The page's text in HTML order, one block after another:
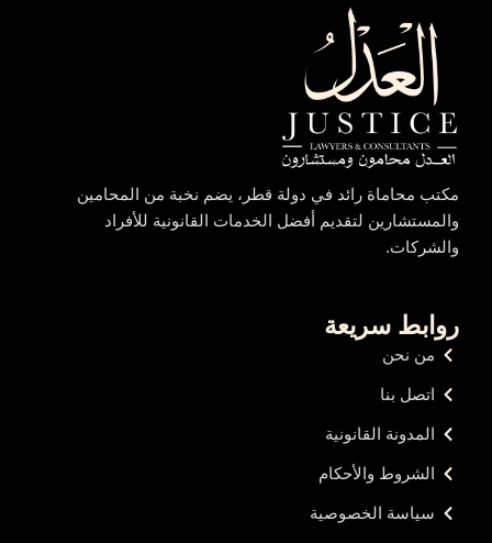
مكتب محاماة رائد في دولة قطر، يضم نخبة من المحامين
والمستشارين لتقديم أفضل الخدمات القانونية للأفراد
والشركات.
روابط سريعة
من نحن
اتصل بنا
المدونة القانونية
الشروط والأحكام
سياسة الخصوصية